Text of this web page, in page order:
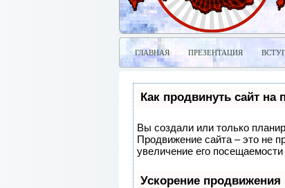
ГЛАВНАЯ ПРЕЗЕНТАЦИЯ
Как продвинуть сайт на
Вы создали или только
Продвижение сайта – это не
увеличение его
Ускорение продвижения